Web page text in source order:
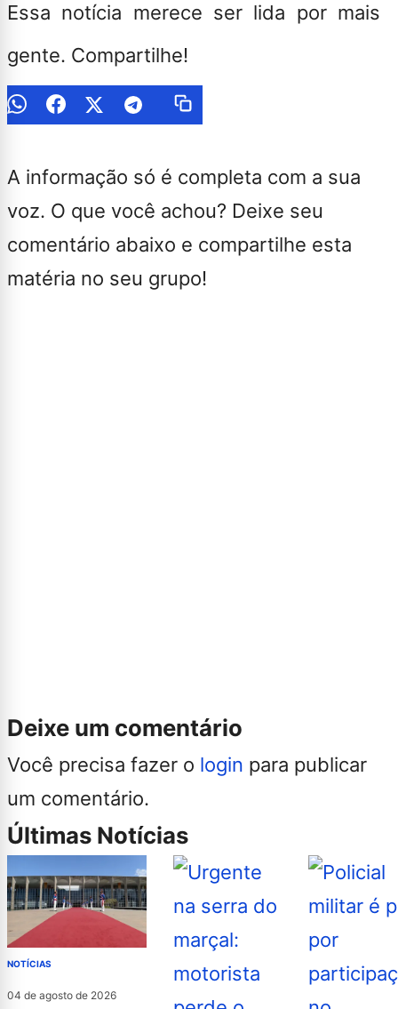
Essa notícia merece ser lida por mais
gente. Compartilhe!
A informação só é completa com a sua
voz. O que você achou? Deixe seu
comentário abaixo e compartilhe esta
matéria no seu grupo!
Deixe um comentário
Você precisa fazer o login para publicar
um comentário.
Últimas Notícias
NOTÍCIAS
04 de agosto de 2026